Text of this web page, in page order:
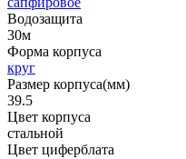
Водозащита
30м
Форма корпуса
круг
Размер корпуса(мм)
39.5
Цвет корпуса
стальной
Цвет циферблата